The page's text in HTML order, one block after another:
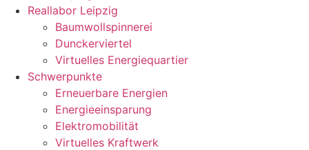
Reallabor Leipzig
Baumwollspinnerei
Dunckerviertel
Virtuelles Energiequartier
Schwerpunkte
Erneuerbare Energien
Energieeinsparung
Elektromobilität
Virtuelles Kraftwerk